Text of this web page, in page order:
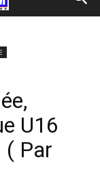
U16
( Par